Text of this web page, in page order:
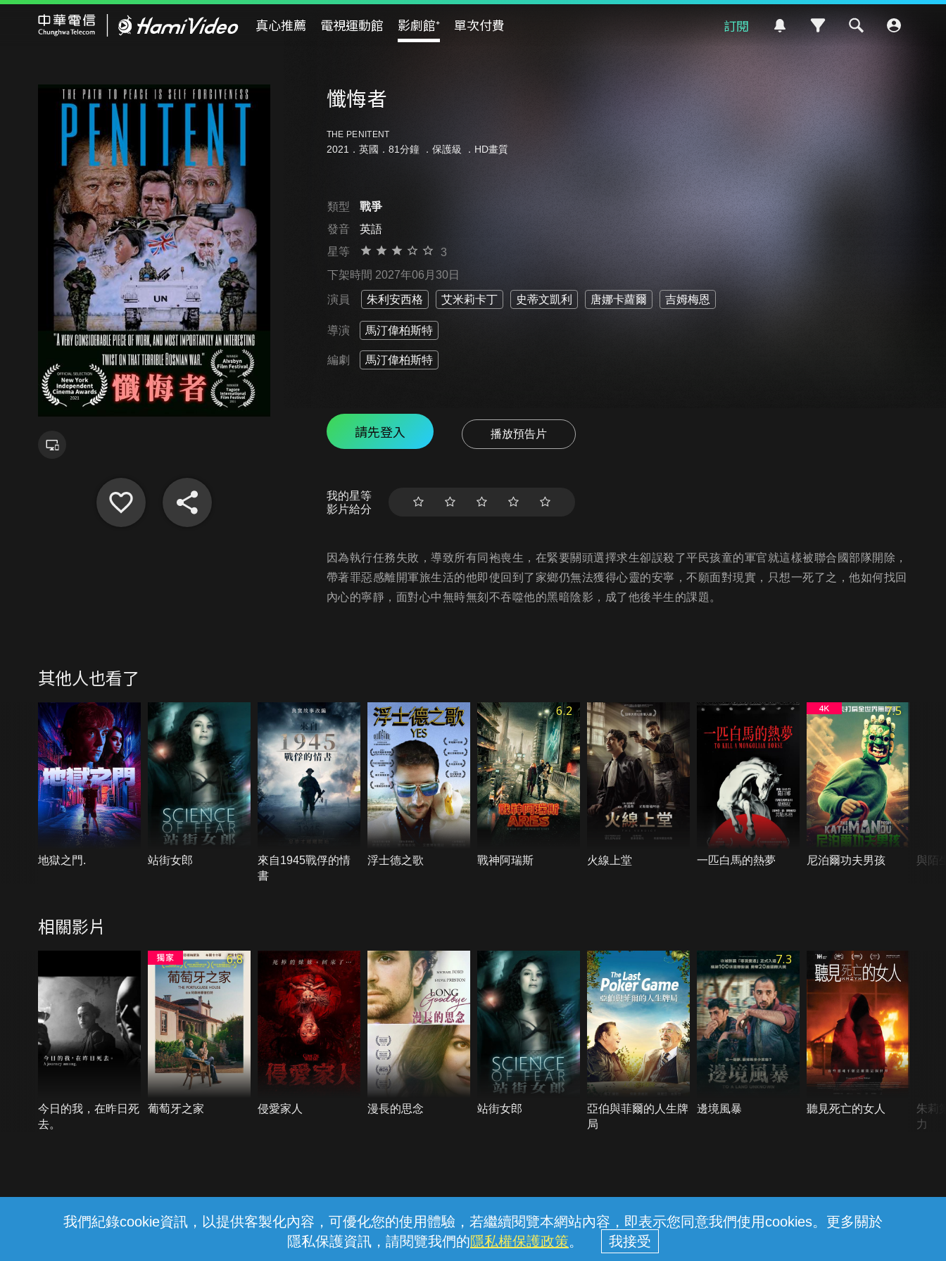
我們紀錄cookie資訊，以提供客製化內容，可優化您的使用體驗，若繼續閱覽本網站內容，即表示您同意我們使用cookies。更多關於
隱私保護資訊，請閱覽我們的隱私權保護政策。
真心推薦 電視運動館 影劇館⁺ 單次付費 訂閱
懺悔者
THE PENITENT
2021．英國．81分鐘 ． 保護級 ．HD畫質
類型
戰爭
發音
英語
星等
3
下架時間 2027年06月30日
演員 朱利安西格 艾米莉卡丁 史蒂文凱利 唐娜卡蘿爾 吉姆梅恩
導演 馬汀偉柏斯特
編劇 馬汀偉柏斯特
請先登入 播放預告片
我的星等
影片給分
因為執行任務失敗，導致所有同袍喪生，在緊要關頭選擇求生卻誤殺了平民孩童的軍官就這樣被聯合國部隊開除，
帶著罪惡感離開軍旅生活的他即使回到了家鄉仍無法獲得心靈的安寧，不願面對現實，只想一死了之，他如何找回
內心的寧靜，面對心中無時無刻不吞噬他的黑暗陰影，成了他後半生的課題。
其他人也看了
地獄之門. 站街女郎
來自1945戰俘的情
書
浮士德之歌
6.2
戰神阿瑞斯 火線上堂 一匹白馬的熱夢
7.5
尼泊爾功夫男孩 與陌
相關影片
今日的我，在昨日死
去。
6.8
葡萄牙之家 侵愛家人 漫長的思念 站街女郎
亞伯與菲爾的人生牌
局
7.3
邊境風暴 聽見死亡的女人
朱莉
力
線上客服 服務條款 隱私權保護
中華電信股份有限公司個人家庭分公司 (統一編號：96979949) © 2026